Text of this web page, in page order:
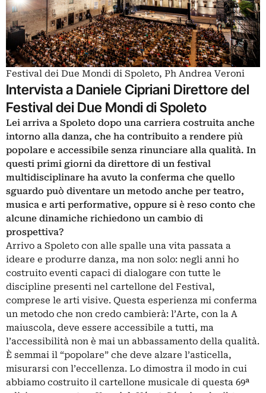
Festival dei Due Mondi di Spoleto, Ph Andrea Veroni
Intervista a Daniele Cipriani Direttore del
Festival dei Due Mondi di Spoleto
Lei arriva a Spoleto dopo una carriera costruita anche
intorno alla danza, che ha contribuito a rendere più
popolare e accessibile senza rinunciare alla qualità. In
questi primi giorni da direttore di un festival
multidisciplinare ha avuto la conferma che quello
sguardo può diventare un metodo anche per teatro,
musica e arti performative, oppure si è reso conto che
alcune dinamiche richiedono un cambio di
prospettiva?
Arrivo a Spoleto con alle spalle una vita passata a
ideare e produrre danza, ma non solo: negli anni ho
costruito eventi capaci di dialogare con tutte le
discipline presenti nel cartellone del Festival,
comprese le arti visive. Questa esperienza mi conferma
un metodo che non credo cambierà: l’Arte, con la A
maiuscola, deve essere accessibile a tutti, ma
l’accessibilità non è mai un abbassamento della qualità.
È semmai il “popolare” che deve alzare l’asticella,
misurarsi con l’eccellenza. Lo dimostra il modo in cui
abbiamo costruito il cartellone musicale di questa 69ª